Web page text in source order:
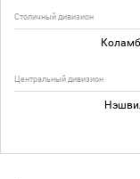
Столичный дивизион
Центральный дивизион